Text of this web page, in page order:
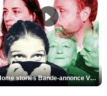
Home stories Bande-annonce VO STFR